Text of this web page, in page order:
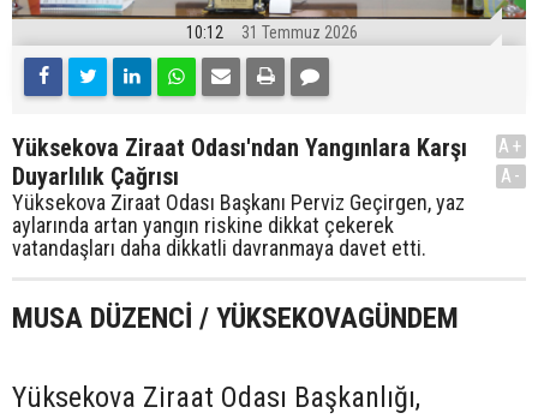
10:12 31 Temmuz 2026
Yüksekova Ziraat Odası'ndan Yangınlara Karşı
Duyarlılık Çağrısı
Yüksekova Ziraat Odası Başkanı Perviz Geçirgen, yaz
aylarında artan yangın riskine dikkat çekerek
vatandaşları daha dikkatli davranmaya davet etti.
A+
A-
MUSA DÜZENCİ / YÜKSEKOVAGÜNDEM
Yüksekova Ziraat Odası Başkanlığı,